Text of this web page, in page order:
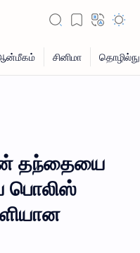
தந்தையை
பொலிஸ்